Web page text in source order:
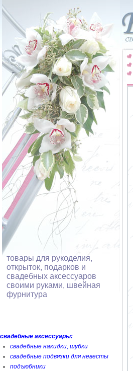
товары для рукоделия,
открыток, подарков и
свадебных аксессуаров
своими руками, швейная
фурнитура
свадебные аксессуары:
свадебные накидки, шубки
свадебные подвязки для невесты
подъюбники